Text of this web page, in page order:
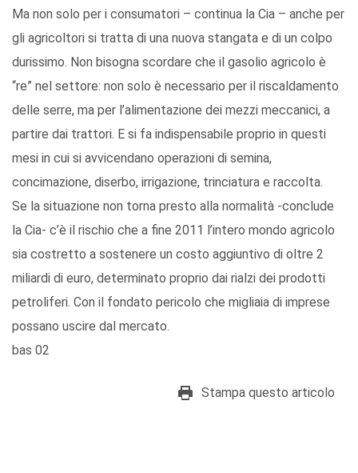
Ma non solo per i consumatori – continua la Cia – anche per
gli agricoltori si tratta di una nuova stangata e di un colpo
durissimo. Non bisogna scordare che il gasolio agricolo è
“re” nel settore: non solo è necessario per il riscaldamento
delle serre, ma per l’alimentazione dei mezzi meccanici, a
partire dai trattori. E si fa indispensabile proprio in questi
mesi in cui si avvicendano operazioni di semina,
concimazione, diserbo, irrigazione, trinciatura e raccolta.
Se la situazione non torna presto alla normalità -conclude
la Cia- c’è il rischio che a fine 2011 l’intero mondo agricolo
sia costretto a sostenere un costo aggiuntivo di oltre 2
miliardi di euro, determinato proprio dai rialzi dei prodotti
petroliferi. Con il fondato pericolo che migliaia di imprese
possano uscire dal mercato.
bas 02
Stampa questo articolo